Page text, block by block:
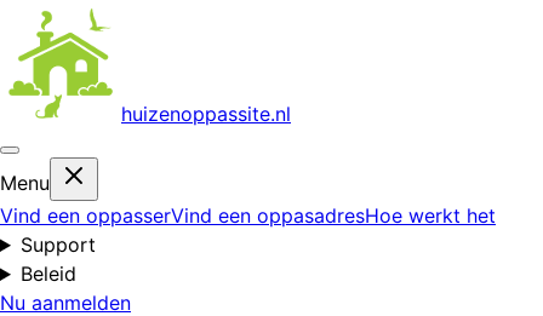
huizenoppassite.nl
Menu
Vind een oppasserVind een oppasadresHoe werkt het
Support
Beleid
Nu aanmelden